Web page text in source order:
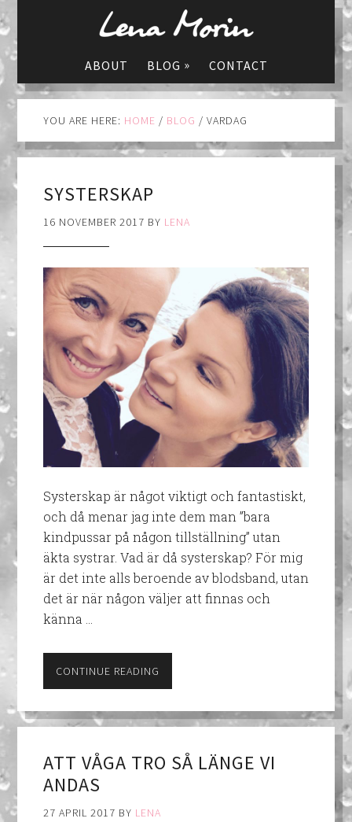
ABOUT BLOG » CONTACT
YOU ARE HERE: HOME / BLOG / VARDAG
SYSTERSKAP
16 NOVEMBER 2017 BY LENA
Systerskap är något viktigt och fantastiskt,
och då menar jag inte dem man ”bara
kindpussar på någon tillställning” utan
äkta systrar. Vad är då systerskap? För mig
är det inte alls beroende av blodsband, utan
det är när någon väljer att finnas och
känna …
CONTINUE READING
ATT VÅGA TRO SÅ LÄNGE VI
ANDAS
27 APRIL 2017 BY LENA